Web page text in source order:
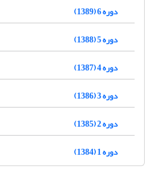
دوره 6 (1389)
دوره 5 (1388)
دوره 4 (1387)
دوره 3 (1386)
دوره 2 (1385)
دوره 1 (1384)